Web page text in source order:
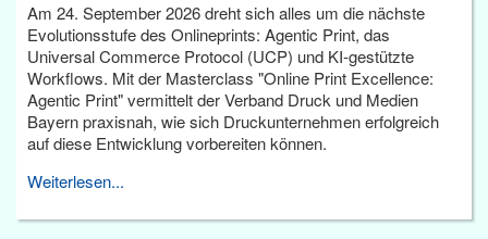
Am 24. September 2026 dreht sich alles um die nächste
Evolutionsstufe des Onlineprints: Agentic Print, das
Universal Commerce Protocol (UCP) und KI-gestützte
Workflows. Mit der Masterclass "Online Print Excellence:
Agentic Print" vermittelt der Verband Druck und Medien
Bayern praxisnah, wie sich Druckunternehmen erfolgreich
auf diese Entwicklung vorbereiten können.
Weiterlesen...